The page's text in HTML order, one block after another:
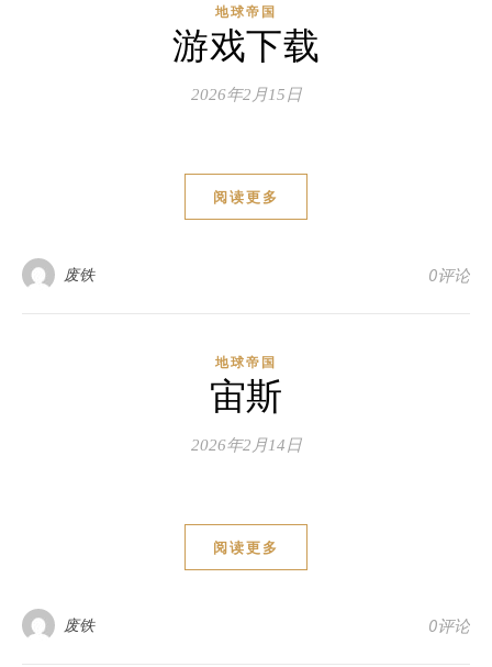
地球帝国
游戏下载
2026年2月15日
阅读更多
废铁 0评论
地球帝国
宙斯
2026年2月14日
阅读更多
废铁 0评论